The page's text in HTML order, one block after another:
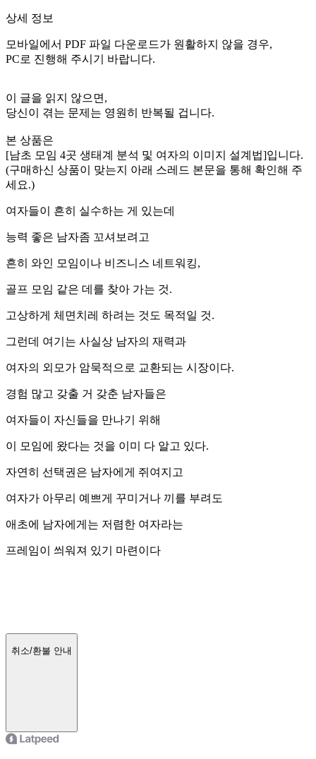
상세 정보
모바일에서 PDF 파일 다운로드가 원활하지 않을 경우,
PC로 진행해 주시기 바랍니다.
이 글을 읽지 않으면,
당신이 겪는 문제는 영원히 반복될 겁니다.
본 상품은
[남초 모임 4곳 생태계 분석 및 여자의 이미지 설계법]입니다.
(구매하신 상품이 맞는지 아래 스레드 본문을 통해 확인해 주
세요.)
여자들이 흔히 실수하는 게 있는데
능력 좋은 남자좀 꼬셔보려고
흔히 와인 모임이나 비즈니스 네트워킹,
골프 모임 같은 데를 찾아 가는 것.
고상하게 체면치레 하려는 것도 목적일 것.
그런데 여기는 사실상 남자의 재력과
여자의 외모가 암묵적으로 교환되는 시장이다.
경험 많고 갖출 거 갖춘 남자들은
여자들이 자신들을 만나기 위해
이 모임에 왔다는 것을 이미 다 알고 있다.
자연히 선택권은 남자에게 쥐여지고
여자가 아무리 예쁘게 꾸미거나 끼를 부려도
애초에 남자에게는 저렴한 여자라는
프레임이 씌워져 있기 마련이다
취소/환불 안내